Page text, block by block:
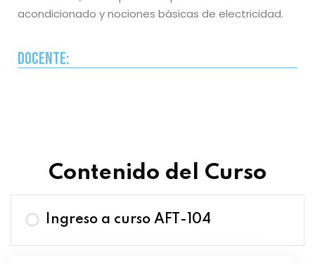
acondicionado y nociones básicas de electricidad.
Docente:
Contenido del Curso
Ingreso a curso AFT-104